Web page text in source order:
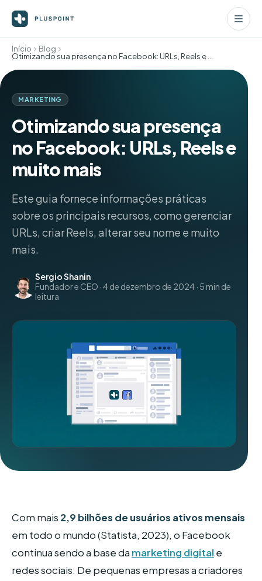
Início
Blog
MARKETING
Otimizando sua presença
no Facebook: URLs, Reels e
muito mais
Este guia fornece informações práticas
sobre os principais recursos, como gerenciar
URLs, criar Reels, alterar seu nome e muito
mais.
Sergio Shanin
Fundador e CEO · 4 de dezembro de 2024 · 5 min de
leitura
Com mais 2,9 bilhões de usuários ativos mensais
em todo o mundo (Statista, 2023), o Facebook
continua sendo a base da marketing digital e
redes sociais. De pequenas empresas a criadores